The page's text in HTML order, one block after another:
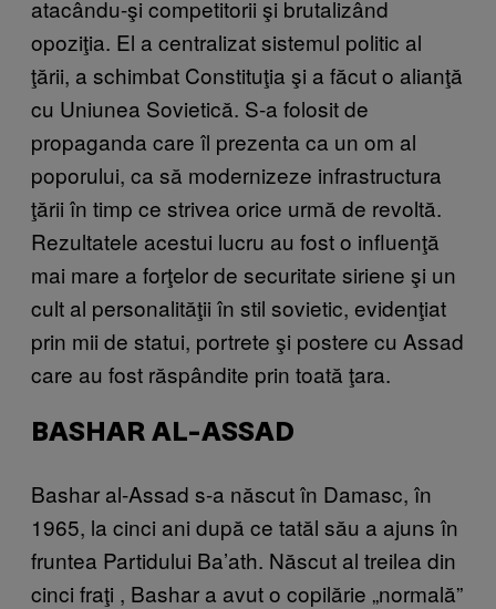
atacându-şi competitorii şi brutalizând
opoziţia. El a centralizat sistemul politic al
ţării, a schimbat Constituţia şi a făcut o alianţă
cu Uniunea Sovietică. S-a folosit de
propaganda care îl prezenta ca un om al
poporului, ca să modernizeze infrastructura
ţării în timp ce strivea orice urmă de revoltă.
Rezultatele acestui lucru au fost o influenţă
mai mare a forţelor de securitate siriene şi un
cult al personalităţii în stil sovietic, evidenţiat
prin mii de statui, portrete şi postere cu Assad
care au fost răspândite prin toată ţara.
BASHAR AL-ASSAD
Bashar al-Assad s-a născut în Damasc, în
1965, la cinci ani după ce tatăl său a ajuns în
fruntea Partidului Ba’ath. Născut al treilea din
cinci fraţi , Bashar a avut o copilărie „normală”